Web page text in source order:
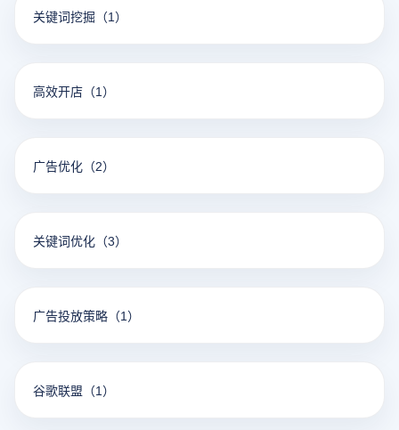
关键词挖掘 （1）
高效开店 （1）
广告优化 （2）
关键词优化 （3）
广告投放策略 （1）
谷歌联盟 （1）